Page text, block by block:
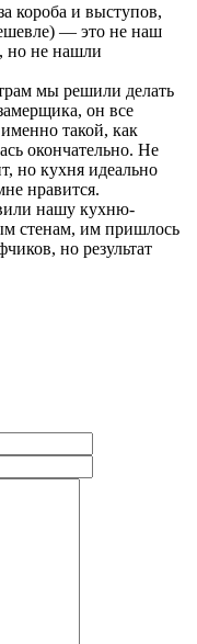
короба и выступов,
— это не наш
но не нашли
мы решили делать
он все
такой, как
окончательно. Не
но кухня идеально
нравится.
нашу кухню-
стенам, им пришлось
но результат